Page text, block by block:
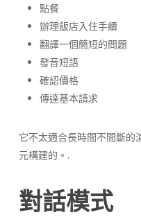
點餐
辦理飯店入住手續
翻譯一個簡短的問題
發音短語
確認價格
傳達基本請求
它不太適合長時間不間斷的
元構建的。.
對話模式